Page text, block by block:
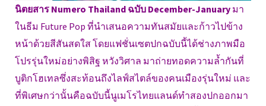
นิตยสาร Numero Thailand ฉบับ December-January มา
ในธีม Future Pop ที่นำเสนอความทันสมัยและก้าวไปข้าง
หน้าด้วยสีสันสดใส โดยแฟชั่นเซตปกฉบับนี้ได้ช่างภาพมือ
โปรรุ่นใหม่อย่างพิสิฐ หวังวิศาล มาถ่ายทอดความล้ำกันที่
บูติกโฮเทลซึ่งสะท้อนถึงไลฟ์สไตล์ของคนเมืองรุ่นใหม่ และ
ที่พิเศษกว่านั้นคือฉบับนี้นูเมโรไทยแลนด์ทำสองปกออกมา